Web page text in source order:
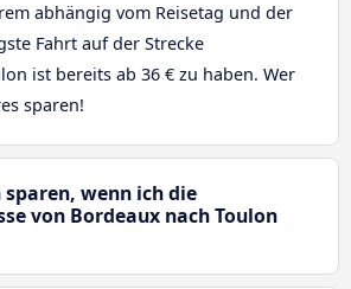
abhängig vom Reisetag und der
Fahrt auf der Strecke
ist bereits ab 36 € zu haben. Wer
sparen!
wenn ich die
von Bordeaux nach Toulon